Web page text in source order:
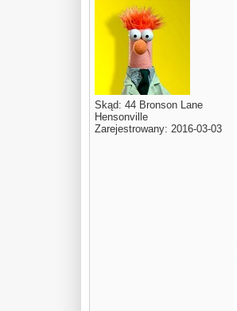
Skąd: 44 Bronson Lane
Hensonville
Zarejestrowany: 2016-03-03